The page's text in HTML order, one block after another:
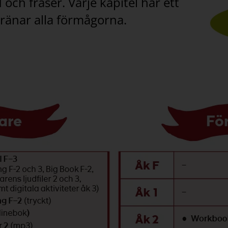
alla förmågorna.